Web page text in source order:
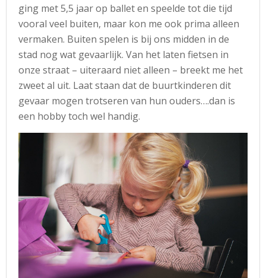
ging met 5,5 jaar op ballet en speelde tot die tijd
vooral veel buiten, maar kon me ook prima alleen
vermaken. Buiten spelen is bij ons midden in de
stad nog wat gevaarlijk. Van het laten fietsen in
onze straat – uiteraard niet alleen – breekt me het
zweet al uit. Laat staan dat de buurtkinderen dit
gevaar mogen trotseren van hun ouders….dan is
een hobby toch wel handig.